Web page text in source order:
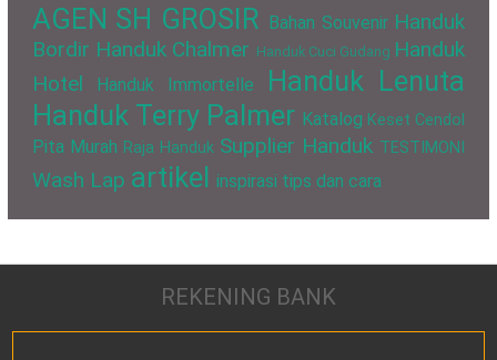
AGEN SH GROSIR Bahan Souvenir Handuk
Bordir Handuk Chalmer Handuk Cuci Gudang Handuk
Hotel
Handuk Immortelle
Handuk Lenuta
Handuk Terry Palmer Katalog Keset Cendol
Pita Murah Raja Handuk Supplier Handuk TESTIMONI
Wash Lap artikel inspirasi tips dan cara
REKENING BANK